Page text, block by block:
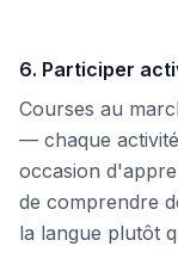
6. Participer
Courses au
— chaque
occasion
de comprendre
la langue plutôt